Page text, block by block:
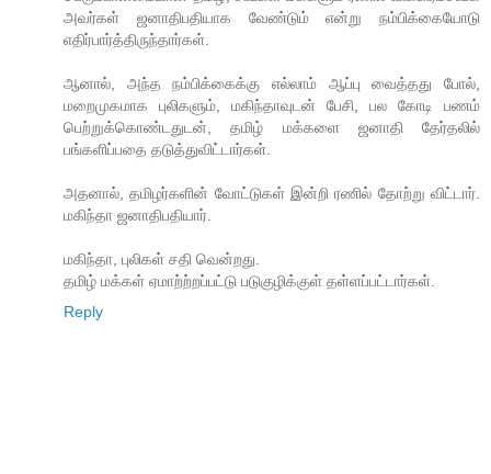
அவர்கள் ஜனாதிபதியாக வேண்டும் என்று நம்பிக்கையோடு
எதிர்பார்த்திருந்தார்கள்.
ஆனால், அந்த நம்பிக்கைக்கு எல்லாம் ஆப்பு வைத்தது போல்,
மறைமுகமாக புலிகளும், மகிந்தாவுடன் பேசி, பல கோடி பணம்
பெற்றுக்கொண்டதுடன், தமிழ் மக்களை ஜனாதி தேர்தலில்
பங்களிப்பதை தடுத்துவிட்டார்கள்.
அதனால், தமிழர்களின் வோட்டுகள் இன்றி ரணில் தோற்று விட்டார்.
மகிந்தா ஜனாதிபதியார்.
மகிந்தா, புலிகள் சதி வென்றது.
தமிழ் மக்கள் ஏமாற்ற்றப்பட்டு படுகுழிக்குள் தள்ளப்பட்டார்கள்.
Reply